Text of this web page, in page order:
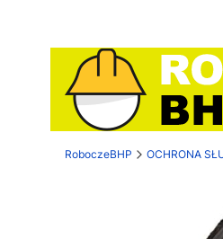
RoboczeBHP OCHRONA